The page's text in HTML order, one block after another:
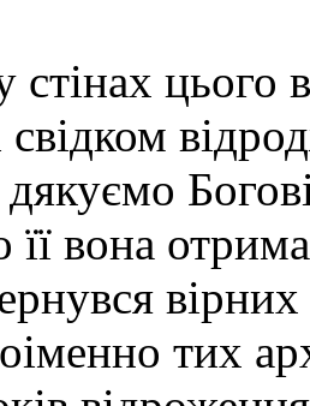
стінах
вона
тих